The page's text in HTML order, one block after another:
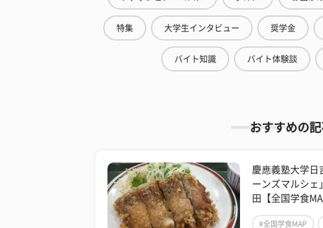
特集 大学生インタビュー 奨学金
バイト知識 バイト体験談
おすすめの
慶應義塾大学日
ーンズマルシェ
田【全国学食
#全国学食MAP